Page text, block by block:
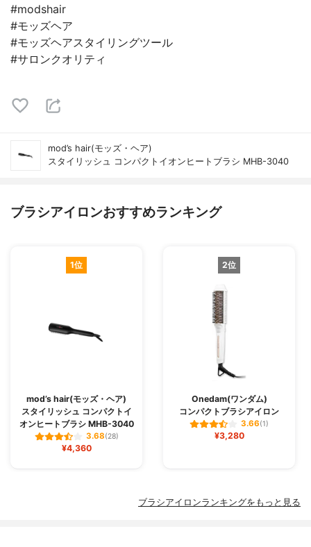
#modshair
#モッズヘア
#モッズヘアスタイリングツール
#サロンクオリティ
mod’s hair(モッズ・ヘア)
スタイリッシュ コンパクトイオンヒートブラシ MHB-3040
ブラシアイロンおすすめランキング
1位
mod’s hair(モッズ・ヘア)
スタイリッシュ コンパクトイ
オンヒートブラシ MHB-3040
3.68(28)
¥4,360
2位
Onedam(ワンダム)
コンパクトブラシアイロン
3.66(1)
¥3,280
ブラシアイロンランキングをもっと見る